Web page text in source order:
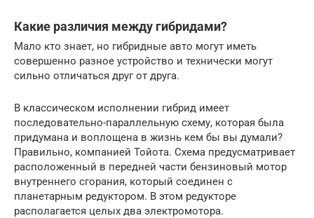
Какие различия между гибридами?
Мало кто знает, но гибридные авто могут иметь
совершенно разное устройство и технически могут
сильно отличаться друг от друга.
В классическом исполнении гибрид имеет
последовательно-параллельную схему, которая была
придумана и воплощена в жизнь кем бы вы думали?
Правильно, компанией Тойота. Схема предусматривает
расположенный в передней части бензиновый мотор
внутреннего сгорания, который соединен с
планетарным редуктором. В этом редукторе
располагается целых два электромотора.